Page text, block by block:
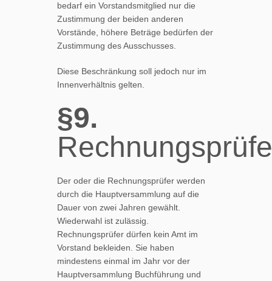
bedarf ein Vorstandsmitglied nur die
Zustimmung der beiden anderen
Vorstände, höhere Beträge bedürfen der
Zustimmung des Ausschusses.
Diese Beschränkung soll jedoch nur im
Innenverhältnis gelten.
§9.
Der oder die Rechnungsprüfer werden
durch die Hauptversammlung auf die
Dauer von zwei Jahren gewählt.
Wiederwahl ist zulässig.
Rechnungsprüfer dürfen kein Amt im
Vorstand bekleiden. Sie haben
mindestens einmal im Jahr vor der
Hauptversammlung Buchführung und